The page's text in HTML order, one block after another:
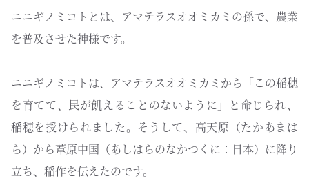
ニニギノミコトとは、アマテラスオオミカミの孫で、農業
を普及させた神様です。
ニニギノミコトは、アマテラスオオミカミから「この稲穂
を育てて、民が飢えることのないように」と命じられ、
稲穂を授けられました。そうして、高天原（たかあまは
ら）から葦原中国（あしはらのなかつくに：日本）に降り
立ち、稲作を伝えたのです。